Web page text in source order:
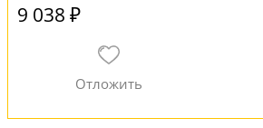
9 038 ₽